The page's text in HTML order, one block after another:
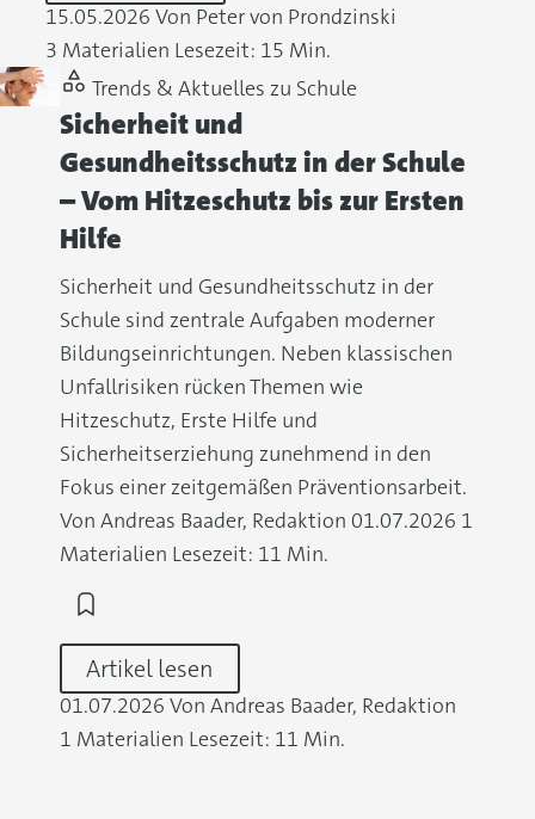
15.05.2026 Von Peter von Prondzinski
3 Materialien Lesezeit: 15 Min.
Trends & Aktuelles zu Schule
Sicherheit und
Gesundheitsschutz in der Schule
– Vom Hitzeschutz bis zur Ersten
Hilfe
Sicherheit und Gesundheitsschutz in der
Schule sind zentrale Aufgaben moderner
Bildungseinrichtungen. Neben klassischen
Unfallrisiken rücken Themen wie
Hitzeschutz, Erste Hilfe und
Sicherheitserziehung zunehmend in den
Fokus einer zeitgemäßen Präventionsarbeit.
Von Andreas Baader, Redaktion 01.07.2026 1
Materialien Lesezeit: 11 Min.
Artikel lesen
01.07.2026 Von Andreas Baader, Redaktion
1 Materialien Lesezeit: 11 Min.